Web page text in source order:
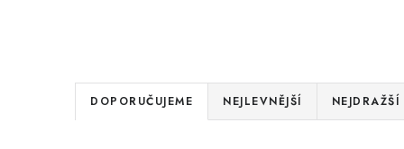
Ř
a
DOPORUČUJEME NEJLEVNĚJŠÍ NEJDRAŽŠÍ